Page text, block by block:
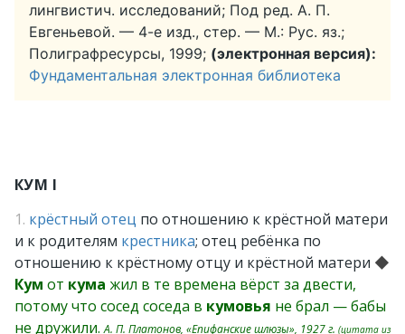
лингвистич. исследований; Под ред. А. П.
Евгеньевой. — 4-е изд., стер. — М.: Рус. яз.;
Полиграфресурсы, 1999; (электронная версия):
Фундаментальная электронная библиотека
КУМ I
1. крёстный отец по отношению к крёстной матери
и к родителям крестника; отец ребёнка по
отношению к крёстному отцу и крёстной матери ◆
Кум от кума жил в те времена вёрст за двести,
потому что сосед соседа в кумовья не брал — бабы
не дружили.А. П. Платонов, «Епифанские шлюзы», 1927 г. (цитата из